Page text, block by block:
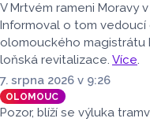
V Mrtvém rameni Moravy
Informoval o tom
olomouckého magistrátu
loňská revitalizace. Více.
7. srpna 2026 v 9:26
OLOMOUC
Pozor, blíží se výluka